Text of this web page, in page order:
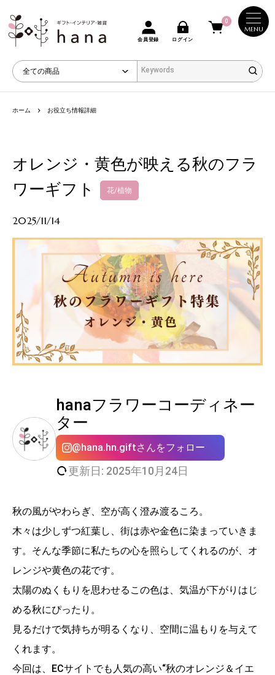
MENU
会員登録 ログイン
0
ホーム お役立ち情報詳細
オレンジ・黄色が映える秋のフラ
ワーギフト
花/植物
2025/11/14
hanaフラワーコーディネー
ター
@hana.hn.giftさんをフォロー
更新日: 2025年10月24日
秋の風がやわらぎ、空が高く澄み渡るころ。
木々は少しずつ紅葉し、街は赤や金色に染まっていきま
す。そんな季節に私たちの心を照らしてくれるのが、オ
レンジや黄色の花です。
太陽のぬくもりを思わせるこの色は、気温が下がりはじ
める秋にぴったり。
見るだけで気持ちが明るくなり、空間に温もりを与えて
くれます。
今回は、ECサイトでも人気の高い“秋のオレンジ＆イエ